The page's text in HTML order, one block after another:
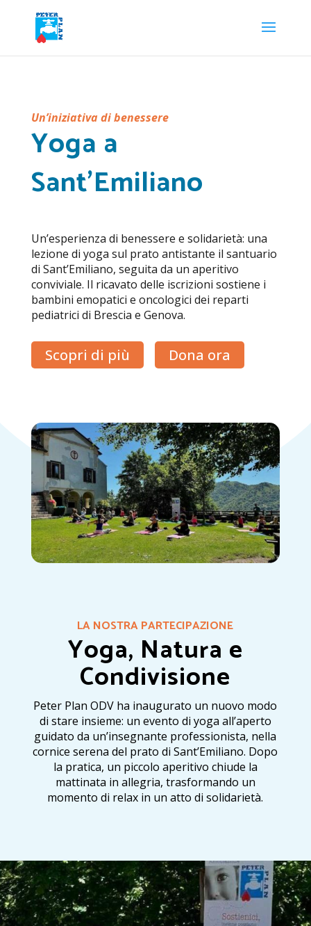
Un’iniziativa di benessere
Yoga a
Sant’Emiliano
Un’esperienza di benessere e solidarietà: una
lezione di yoga sul prato antistante il santuario
di Sant’Emiliano, seguita da un aperitivo
conviviale. Il ricavato delle iscrizioni sostiene i
bambini emopatici e oncologici dei reparti
pediatrici di Brescia e Genova.
Scopri di più Dona ora
LA NOSTRA PARTECIPAZIONE
Yoga, Natura e
Condivisione
Peter Plan ODV ha inaugurato un nuovo modo
di stare insieme: un evento di yoga all’aperto
guidato da un’insegnante professionista, nella
cornice serena del prato di Sant’Emiliano. Dopo
la pratica, un piccolo aperitivo chiude la
mattinata in allegria, trasformando un
momento di relax in un atto di solidarietà.